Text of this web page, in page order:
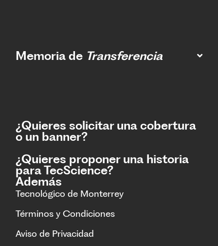
Memoria de Transferencia
¿Quieres solicitar una cobertura
o un banner?
¿Quieres proponer una historia
para TecScience?
Además
Tecnológico de Monterrey
Términos y Condiciones
Aviso de Privacidad